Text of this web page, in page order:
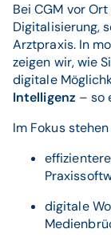
Bei CGM vor
Digitalisierung,
Arztpraxis. In
zeigen wir, wie
digitale
Intelligenz – so
Im Fokus
digitale